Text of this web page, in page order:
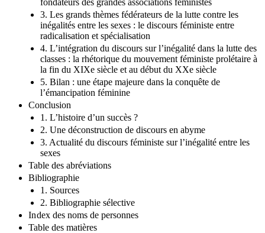
fondateurs des grandes associations féministes
3. Les grands thèmes fédérateurs de la lutte contre les
inégalités entre les sexes : le discours féministe entre
radicalisation et spécialisation
4. L’intégration du discours sur l’inégalité dans la lutte des
classes : la rhétorique du mouvement féministe prolétaire à
la fin du XIXe siècle et au début du XXe siècle
5. Bilan : une étape majeure dans la conquête de
l’émancipation féminine
Conclusion
1. L’histoire d’un succès ?
2. Une déconstruction de discours en abyme
3. Actualité du discours féministe sur l’inégalité entre les
sexes
Table des abréviations
Bibliographie
1. Sources
2. Bibliographie sélective
In dex des noms de personnes
Table des matières